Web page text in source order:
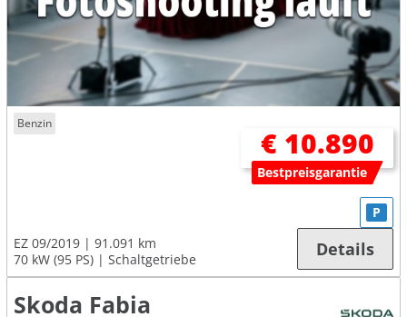
Benzin
€ 10.890
Bestpreisgarantie
EZ 09/2019
91.091 km
70 kW (95 PS)
Schaltgetriebe
P
Details
Skoda Fabia